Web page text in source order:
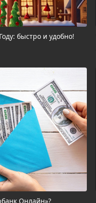
быстро и удобно!
Онлайн»?